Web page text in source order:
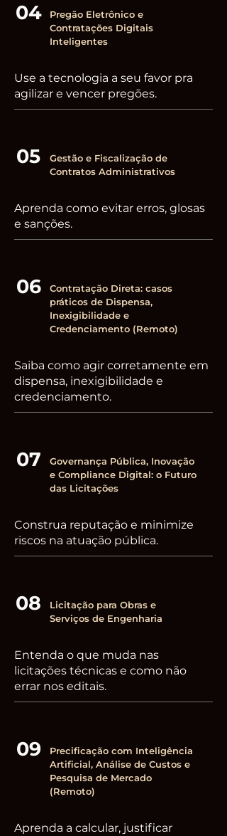
04
Pregão Eletrônico e
Contratações Digitais
Inteligentes
Use a tecnologia a seu favor pra
agilizar e vencer pregões.
05
Gestão e Fiscalização de
Contratos Administrativos
Aprenda como evitar erros, glosas
e sanções.
06
Contratação Direta: casos
práticos de Dispensa,
Inexigibilidade e
Credenciamento (Remoto)
Saiba como agir corretamente em
dispensa, inexigibilidade e
credenciamento.
07
Governança Pública, Inovação
e Compliance Digital: o Futuro
das Licitações
Construa reputação e minimize
riscos na atuação pública.
08
Licitação para Obras e
Serviços de Engenharia
Entenda o que muda nas
licitações técnicas e como não
errar nos editais.
09
Precificação com Inteligência
Artificial, Análise de Custos e
Pesquisa de Mercado
(Remoto)
Aprenda a calcular, justificar